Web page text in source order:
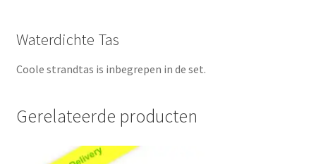
Waterdichte Tas
Coole strandtas is inbegrepen in de set.
Gerelateerde producten